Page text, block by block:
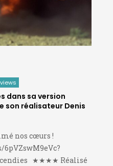
dans sa version
son réalisateur Denis
nos cœurs !
★★★★ Réalisé